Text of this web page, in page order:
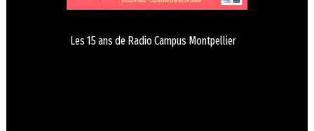
Les 15 ans de Radio Campus Montpellier